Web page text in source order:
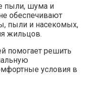
пыли, шума и
обеспечивают
пыли и насекомых,
жильцов.​
помогает решить
условия в